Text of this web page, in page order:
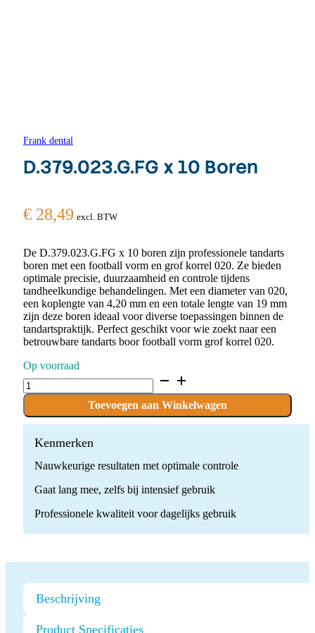
Frank dental
D.379.023.G.FG x 10 Boren
€ 28,49 excl. BTW
De D.379.023.G.FG x 10 boren zijn professionele tandarts
boren met een football vorm en grof korrel 020. Ze bieden
optimale precisie, duurzaamheid en controle tijdens
tandheelkundige behandelingen. Met een diameter van 020,
een koplengte van 4,20 mm en een totale lengte van 19 mm
zijn deze boren ideaal voor diverse toepassingen binnen de
tandartspraktijk. Perfect geschikt voor wie zoekt naar een
betrouwbare tandarts boor football vorm grof korrel 020.
Op voorraad
D.379.023.G.FG
x
Boren
quantity
Toevoegen aan Winkelwagen
Kenmerken
Nauwkeurige resultaten met optimale controle
Gaat lang mee, zelfs bij intensief gebruik
Professionele kwaliteit voor dagelijks gebruik
Beschrijving
Product Specificaties